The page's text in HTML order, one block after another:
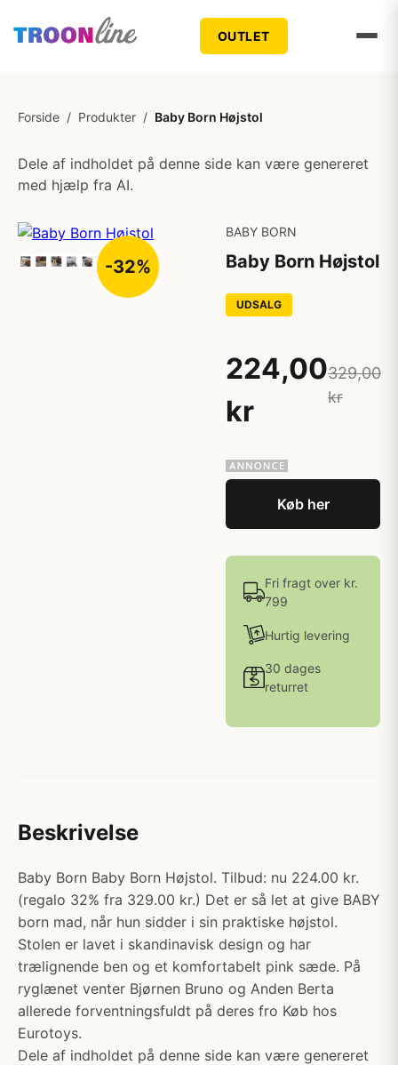
OUTLET
Forside / Produkter / Baby Born Højstol
Dele af indholdet på denne side kan være genereret
med hjælp fra AI.
-32%
BABY BORN
Baby Born Højstol
UDSALG
224,00
kr
329,00
kr
Køb her
Fri fragt over kr.
799
Hurtig levering
30 dages
returret
Beskrivelse
Baby Born Baby Born Højstol. Tilbud: nu 224.00 kr.
(regalo 32% fra 329.00 kr.) Det er så let at give BABY
born mad, når hun sidder i sin praktiske højstol.
Stolen er lavet i skandinavisk design og har
trælignende ben og et komfortabelt pink sæde. På
ryglænet venter Bjørnen Bruno og Anden Berta
allerede forventningsfuldt på deres fro Køb hos
Eurotoys.
Dele af indholdet på denne side kan være genereret